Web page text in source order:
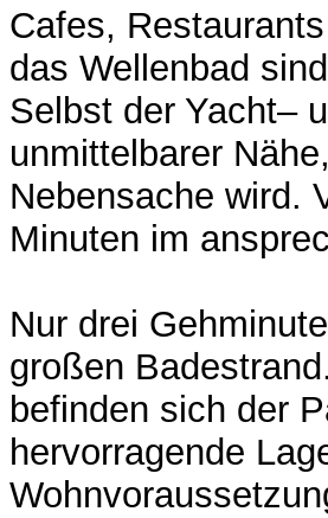
Cafes,
das Wellenbad
Selbst der Yacht–
unmittelbarer
Nebensache wird.
Minuten im
Nur drei
großen
befinden sich der
hervorragende